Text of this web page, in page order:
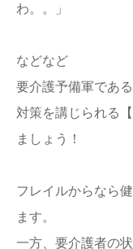
わ。。」
などなど
要介護予備軍であ
対策を講じられる
ましょう！
フレイルからなら
ます。
一方、要介護者の